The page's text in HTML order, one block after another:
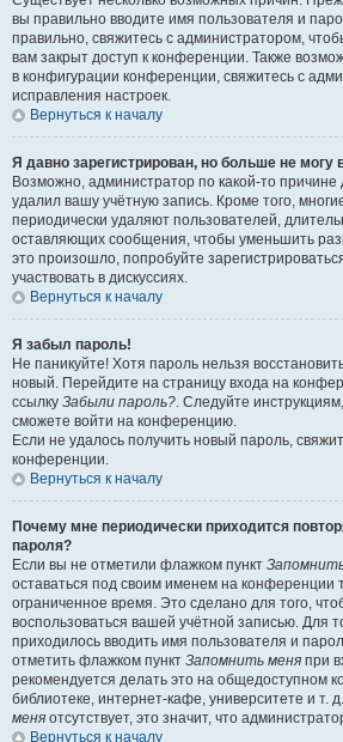
вы правильно вводите имя пользователя и
правильно, свяжитесь с администратором,
вам закрыт доступ к конференции. Также
в конфигурации конференции, свяжитесь с
исправления настроек.
Вернуться к началу
Я давно зарегистрирован, но больше не могу
Возможно, администратор по какой-то причине
удалил вашу учётную запись. Кроме того,
периодически удаляют пользователей,
оставляющих сообщения, чтобы уменьшить
это произошло, попробуйте
участвовать в дискуссиях.
Вернуться к началу
Я забыл пароль!
Не паникуйте! Хотя пароль нельзя
новый. Перейдите на страницу входа на
ссылку Забыли пароль?. Следуйте
сможете войти на конференцию.
Если не удалось получить новый пароль,
конференции.
Вернуться к началу
Почему мне периодически приходится
пароля?
Если вы не отметили флажком пункт
оставаться под своим именем на конференции
ограниченное время. Это сделано для того,
воспользоваться вашей учётной записью. Для
приходилось вводить имя пользователя и
отметить флажком пункт Запомнить меня при
рекомендуется делать это на общедоступном
библиотеке, интернет-кафе, университете и т.
меня отсутствует, это значит, что
Вернуться к началу